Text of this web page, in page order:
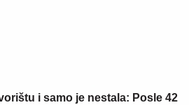
i samo je nestala: Posle 42